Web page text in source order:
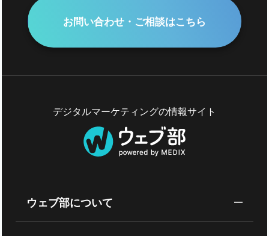
お問い合わせ・ご相談はこちら
デジタルマーケティングの情報サイト
ウェブ部について